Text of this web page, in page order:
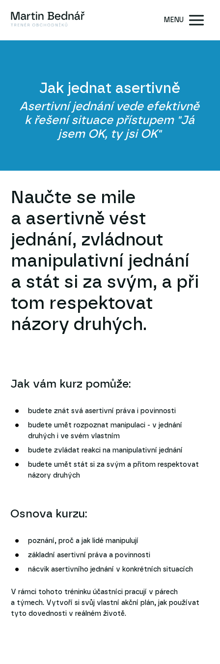
MENU
Jak jednat asertivně
Asertivní jednání vede efektivně
k řešení situace přístupem "Já
jsem OK, ty jsi OK"
Naučte se mile
a asertivně vést
jednání, zvládnout
manipulativní jednání
a stát si za svým, a při
tom respektovat
názory druhých.
Jak vám kurz pomůže:
budete znát svá asertivní práva i povinnosti
budete umět rozpoznat manipulaci - v jednání
druhých i ve svém vlastním
budete zvládat reakci na manipulativní jednání
budete umět stát si za svým a přitom respektovat
názory druhých
Osnova kurzu:
poznání, proč a jak lidé manipulují
základní asertivní práva a povinnosti
nácvik asertivního jednání v konkrétních situacích
V rámci tohoto tréninku účastníci pracují v párech
a týmech. Vytvoří si svůj vlastní akční plán, jak používat
tyto dovednosti v reálném životě.